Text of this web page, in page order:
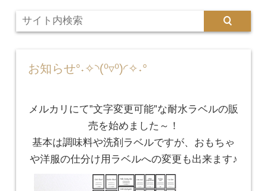
お知らせ°˖✧◝(⁰▿⁰)◜✧˖°
メルカリにて”文字変更可能”な耐水ラベルの販
売を始めました～！
基本は調味料や洗剤ラベルですが、おもちゃ
や洋服の仕分け用ラベルへの変更も出来ます♪